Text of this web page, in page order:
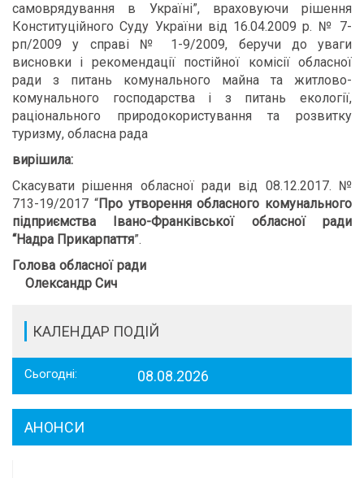
самоврядування в Україні”, враховуючи рішення
Конституційного Суду України від 16.04.2009 р. № 7-
рп/2009 у справі № 1-9/2009, беручи до уваги
висновки і рекомендації постійної комісії обласної
ради з питань комунального майна та житлово-
комунального господарства і з питань екології,
раціонального природокористування та розвитку
туризму, обласна рада
вирішила:
Скасувати рішення обласної ради від 08.12.2017. №
713-19/2017 “Про утворення обласного комунального
підприємства
Івано-Франківської обласної ради
“Надра Прикарпаття”.
Голова обласної ради
Олександр Сич
КАЛЕНДАР ПОДІЙ
Сьогодні: 08.08.2026
АНОНСИ